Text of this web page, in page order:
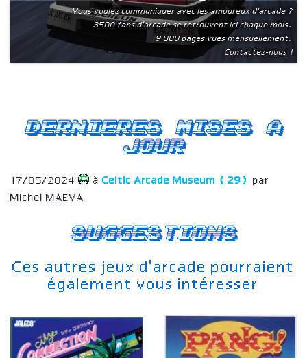
Vous voulez communiquer avec les amoureux d'arcade ?
3500 fans d'arcade se retrouvent ici chaque mois.
9 000 pages vues mensuellement.
Contactez-nous !
Suggestions
Ces autres jeux d'arcade pourraient
également vous intéresser
Dernieres mises a
jour
17/05/2024 à Celtic Arcade Museum (29)
par
Michel MAEVA